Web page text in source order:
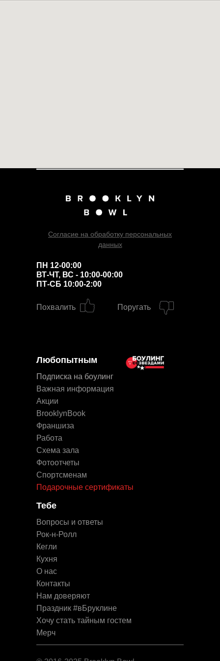
Согласие на обработку персональных
данных
Работа
Кегли
Спортсменам
Кухня
Фотоотчеты
Рок-н-Ролл
Схема зала
О нас
Важная информация
Мерч
Похвалить Поругать
Праздник #вБруклине
Нам доверяют
Контакты
Подписка на боулинг
Франшиза
Подарочные сертификаты
Вопросы и ответы
Акции
Хочу стать тайным гостем
Любопытным
Тебе
BrooklynBook
ПН 12-00:00
ВТ-ЧТ, ВС - 10:00-00:00
ПТ-СБ 10:00-2:00